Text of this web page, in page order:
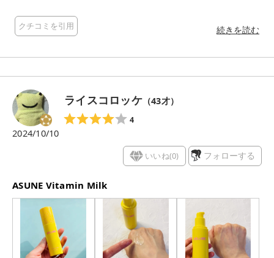
8種類のヒアルロン酸*4とツボクサエキス*5を配合。 さわやか
なのにしっとり仕上げるデイリーエマルジョン。 可愛いイエロ
なめらかな伸びのいいテクスチャー。クリームと美容液の中間
バランスが◎。べたつき残りがないから朝ケアにも◎。私は夜
ケアにはクリームをプラスしてるよ。ほんのり柑橘系のいい香
りも好き。すごくおすすめです。 チェックしてみてね♪ *1 3-O-
エチルアスコルビン酸（整肌成分）アセチルヒアルロン酸Na
（すべて保湿成分）*2 乾燥による *3 うるおいによる *4ヒアル
ロン酸Ｎａ、ヒアルロン酸、加水分解ヒアルロン酸、加水分解
ヒアルロン酸Ｎａ、ヒアルロン酸ヒドロキシプロピルトリモニ
ウム、ヒアルロン酸Ｋ、ヒアルロン酸クロスポリマーＮａ、ア
エキス（整肌成分）
クチコミを引用 続きを読む
ライスコロッケ（43才）
4
2024/10/10
いいね(0) フォローする
ASUNE Vitamin Milk